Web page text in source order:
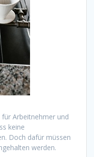
Arbeitnehmer und
keine
Doch dafür müssen
werden.